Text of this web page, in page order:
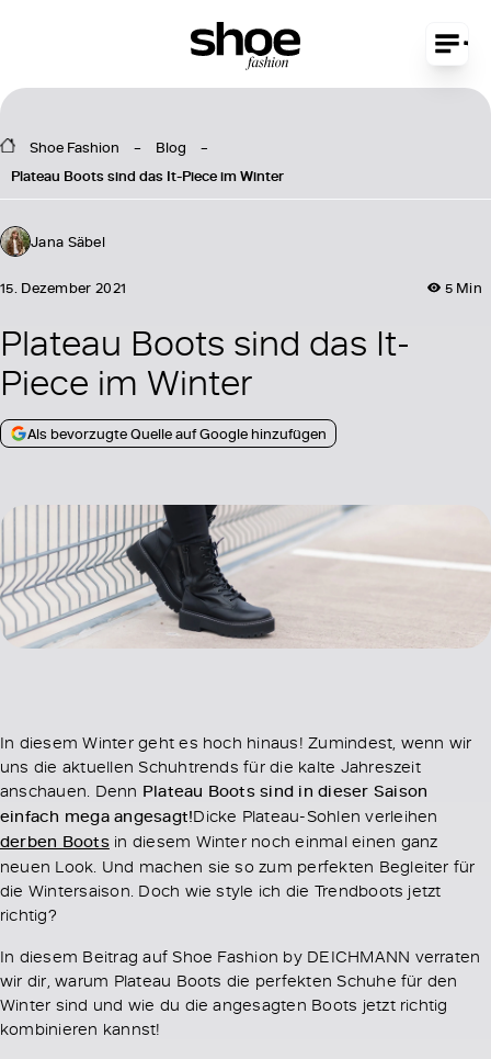
Shoe Fashion
Blog
Plateau Boots sind das It-Piece im Winter
Jana Säbel
5 Min
15. Dezember 2021
Plateau Boots sind das It-
Piece im Winter
Als bevorzugte Quelle auf Google hinzufügen
In diesem Winter geht es hoch hinaus! Zumindest, wenn wir
uns die aktuellen Schuhtrends für die kalte Jahreszeit
anschauen. Denn Plateau Boots sind in dieser Saison
einfach mega angesagt!Dicke Plateau-Sohlen verleihen
derben Bootsin diesem Winter noch einmal einen ganz
neuen Look. Und machen sie so zum perfekten Begleiter für
die Wintersaison. Doch wie style ich die Trendboots jetzt
richtig?
In diesem Beitrag auf Shoe Fashion by DEICHMANN verraten
wir dir, warum Plateau Boots die perfekten Schuhe für den
Winter sind und wie du die angesagten Boots jetzt richtig
kombinieren kannst!